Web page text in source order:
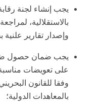
يجب إنشاء لجنة
بالاستقلالية،
وإصدار تقارير
يجب ضمان حصول
على تعويضات
وفقا للقانون
بالمعاهدات الدولية؛